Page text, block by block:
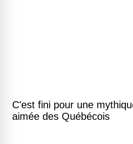
C'est fini pour une
aimée des Québécois